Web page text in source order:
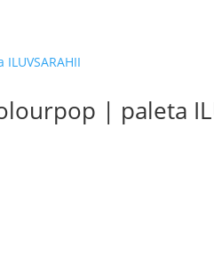
| paleta